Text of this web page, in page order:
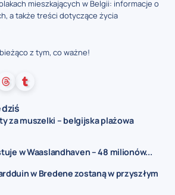
mieszkających w Belgii: informacje o
a także treści dotyczące życia
z tym, co ważne!
za muszelki – belgijska plażowa
w Waaslandhaven – 48 milionów...
w Bredene zostaną w przyszłym